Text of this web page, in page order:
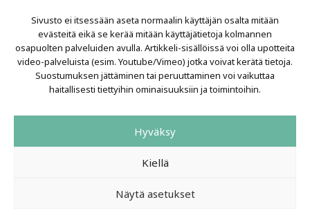
Sivusto ei itsessään aseta normaalin käyttäjän osalta mitään
evästeitä eikä se kerää mitään käyttäjätietoja kolmannen
osapuolten palveluiden avulla. Artikkeli-sisällöissä voi olla upotteita
video-palveluista (esim. Youtube/Vimeo) jotka voivat kerätä tietoja.
Suostumuksen jättäminen tai peruuttaminen voi vaikuttaa
haitallisesti tiettyihin ominaisuuksiin ja toimintoihin.
Hyväksy
Kiellä
Näytä asetukset
VIIMEISIMMÄT ARTIKKELIT
LAINIT 2025: Tarhapäivä
Urbaani Zine